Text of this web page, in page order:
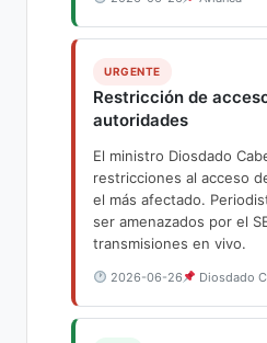
URGENTE
Restricción de
autoridades
El ministro Diosdado
restricciones al acceso
el más afectado.
ser amenazados por el
transmisiones en vivo.
2026-06-26 Diosdado